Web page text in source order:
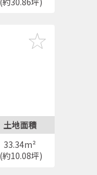
土地面積
33.34m²
(約10.08坪)